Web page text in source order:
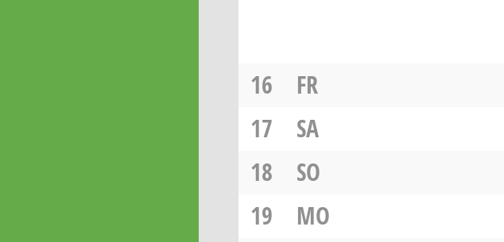
16
FR
17
SA
18
SO
19
MO